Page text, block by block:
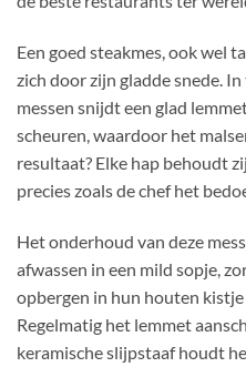
Een goed steakmes, ook wel
zich door zijn gladde snede.
messen snijdt een glad
scheuren, waardoor het
resultaat? Elke hap behoudt
precies zoals de chef het
Het onderhoud van deze
afwassen in een mild sopje,
opbergen in hun houten kistje
Regelmatig het lemmet
keramische slijpstaaf houdt